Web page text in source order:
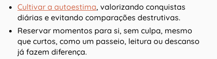
Cultivar a autoestima, valorizando conquistas
diárias e evitando comparações destrutivas.
Reservar momentos para si, sem culpa, mesmo
que curtos, como um passeio, leitura ou descanso
já fazem diferença.